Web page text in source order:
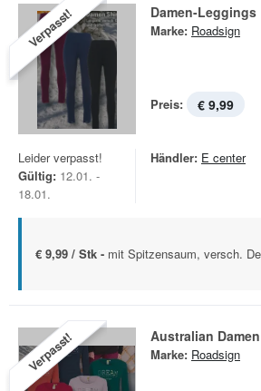
Verpasst! Damen-Leggings
Marke: Roadsign
Preis: € 9,99
Leider verpasst!
Gültig: 12.01. -
18.01.
Händler: E center
€ 9,99 / Stk - mit Spitzensaum, versch.
Verpasst! Australian
Marke: Roadsign